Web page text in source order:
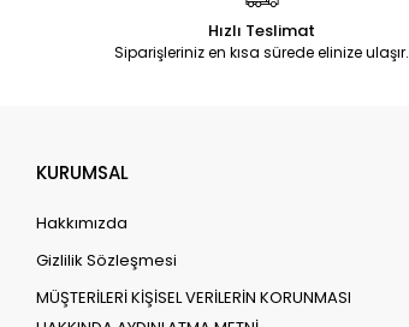
Hızlı Teslimat
Siparişleriniz en kısa sürede elinize ulaşır.
KURUMSAL
Hakkımızda
Gizlilik Sözleşmesi
MÜŞTERİLERİ KİŞİSEL VERİLERİN KORUNMASI